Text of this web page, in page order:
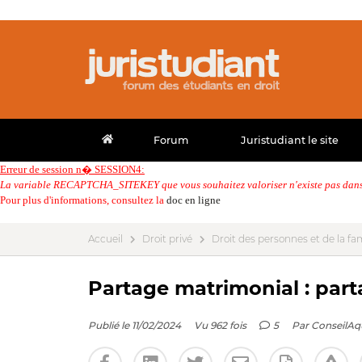
Forum Juristudiant le site
Erreur de session n� SESSION4:
La variable RECAPTCHA_SITEKEY que vous souhaitez valoriser n'existe pas
Pour plus d'informations, consultez la doc en ligne
Accueil Droit privé Droit des personnes et de la
Partage matrimonial :
Publié le 11/02/2024 Vu 962 fois 5 Par